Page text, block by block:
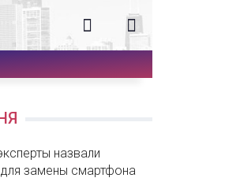
назвали
замены смартфона